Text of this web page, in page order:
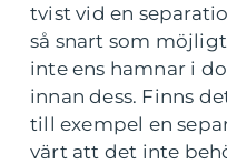
tvist vid en
så snart som
inte ens hamnar i
innan dess. Finns
till exempel en
värt att det inte